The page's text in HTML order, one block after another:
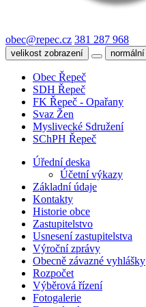
obec@repec.cz 381 287 968
velikost zobrazení normální
Obec Řepeč
SDH Řepeč
FK Řepeč - Opařany
Svaz Žen
Myslivecké Sdružení
SChPH Řepeč
Úřední deska
Účetní výkazy
Základní údaje
Kontakty
Historie obce
Zastupitelstvo
Usnesení zastupitelstva
Výroční zprávy
Obecně závazné vyhlášky
Rozpočet
Výběrová řízení
Fotogalerie